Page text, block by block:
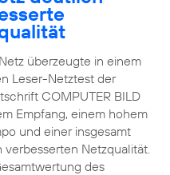
überzeugte in einem
Leser-Netztest der
COMPUTER BILD
Empfang, einem hohem
und einer insgesamt
verbesserten Netzqualität.
des